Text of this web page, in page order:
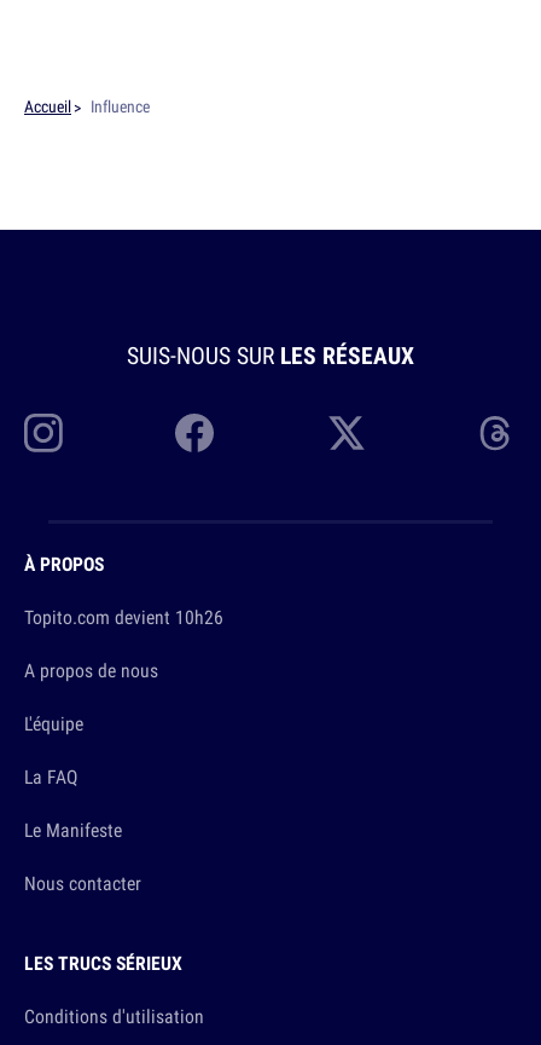
Accueil Influence
SUIS-NOUS SUR LES RÉSEAUX
À PROPOS
Topito.com devient 10h26
A propos de nous
L'équipe
La FAQ
Le Manifeste
Nous contacter
LES TRUCS SÉRIEUX
Conditions d'utilisation